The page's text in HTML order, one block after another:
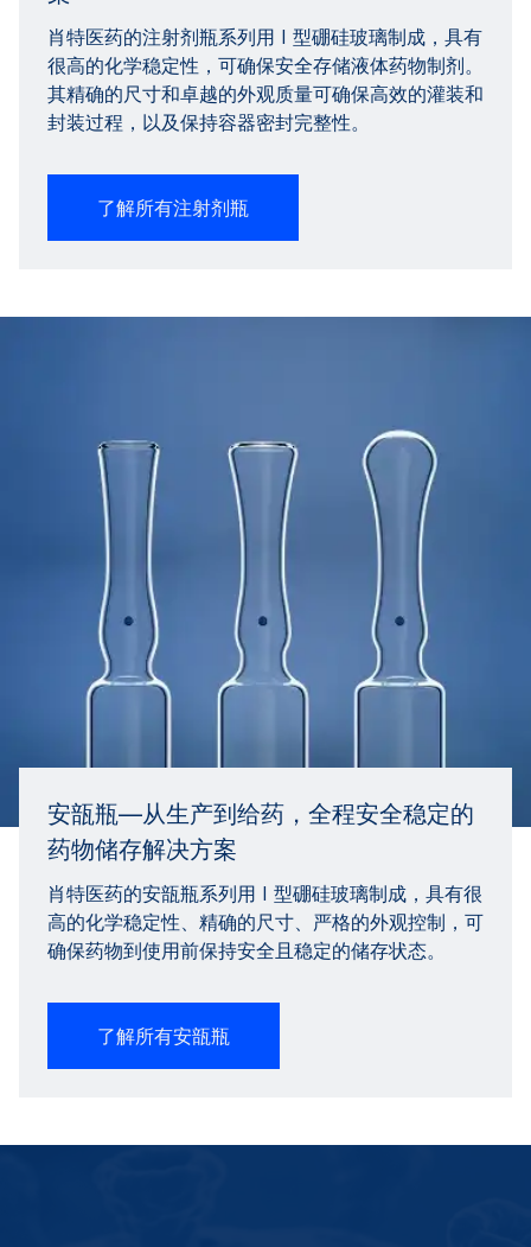
肖特医药的注射剂瓶系列用 I 型硼硅玻璃制成，具有
很高的化学稳定性，可确保安全存储液体药物制剂。
其精确的尺寸和卓越的外观质量可确保高效的灌装和
封装过程，以及保持容器密封完整性。
了解所有注射剂瓶
安瓿瓶—从生产到给药，全程安全稳定的
药物储存解决方案
肖特医药的安瓿瓶系列用 I 型硼硅玻璃制成，具有很
高的化学稳定性、精确的尺寸、严格的外观控制，可
确保药物到使用前保持安全且稳定的储存状态。
了解所有安瓿瓶